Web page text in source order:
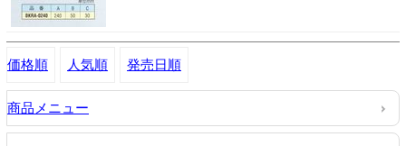
価格順 人気順 発売日順
商品メニュー